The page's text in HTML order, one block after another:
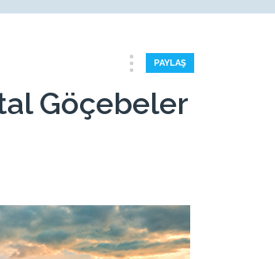
PAYLAŞ
Göçebeler